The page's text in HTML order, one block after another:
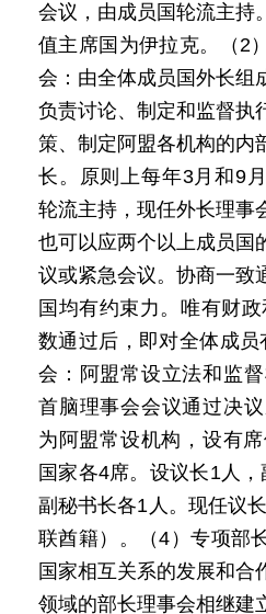
会议，由成员国轮流主持
值主席国为伊拉克。（2
会：由全体成员国外长组
负责讨论、制定和监督执
策、制定阿盟各机构的内
长。原则上每年3月和9
轮流主持，现任外长理事
也可以应两个以上成员国
议或紧急会议。协商一致
国均有约束力。唯有财
数通过后，即对全体成
会：阿盟常设立法和监
首脑理事会会议通过决
为阿盟常设机构，设有
国家各4席。设议长1人
副秘书长各1人。现任议
联酋籍）。（4）专项部
国家相互关系的发展和合
领域的部长理事会相继建